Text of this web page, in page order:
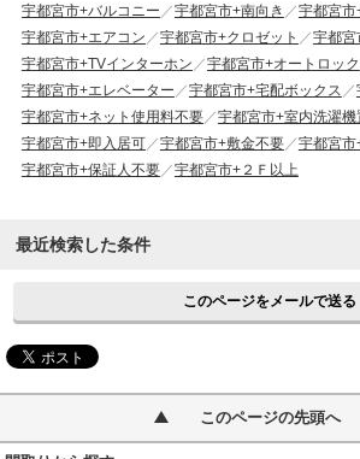
宇都宮市+バルコニー
宇都宮市+南向き
宇都宮市
宇都宮市+エアコン
宇都宮市+クロゼット
宇都宮
宇都宮市+TVインターホン
宇都宮市+オートロック
宇都宮市+エレベーター
宇都宮市+宅配ボックス
宇都宮市+ネット使用料不要
宇都宮市+室内洗濯機
宇都宮市+即入居可
宇都宮市+敷金不要
宇都宮市
宇都宮市+保証人不要
宇都宮市+２Ｆ以上
最近検索した条件
このページをメールで送る
このページの先頭へ